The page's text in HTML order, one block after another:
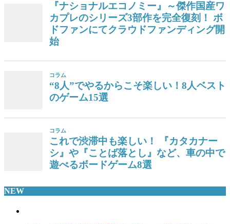
『ナショナルエコノミー』～傑作国産ワ
カプレのシリーズ3部作を完全復刻！ ボ
ドファンにてクラウドファンディング開
始
コラム
“8人”でやるからこそ楽しい！8人ベスト
のゲーム15選
コラム
これで渋滞中も楽しい！ 『カタカナー
シ』や『ことば落とし』など、車の中で
遊べるボードゲーム8選
NEW